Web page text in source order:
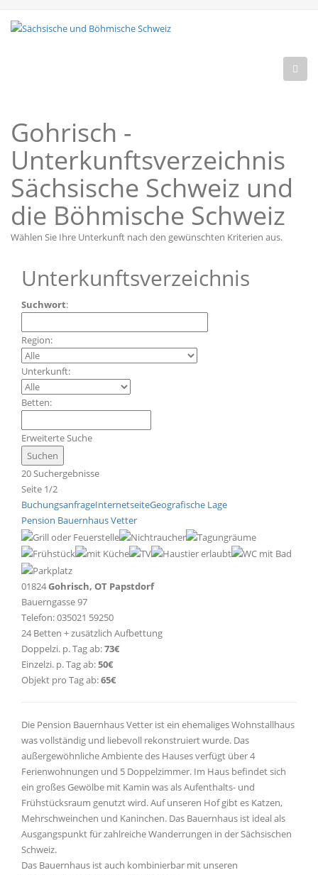
Gohrisch -
Unterkunftsverzeichnis
Sächsische Schweiz und
die Böhmische Schweiz
Wählen Sie Ihre Unterkunft nach den gewünschten Kriterien aus.
Unterkunftsverzeichnis
Suchwort:
Region:
Unterkunft:
Betten:
Erweiterte Suche
20 Suchergebnisse
Seite 1/2
BuchungsanfrageInternetseiteGeografische Lage
Pension Bauernhaus Vetter
01824Gohrisch, OT Papstdorf
Bauerngasse 97
Telefon: 035021 59250
24 Betten + zusätzlich Aufbettung
Doppelzi. p. Tag ab:73€
Einzelzi. p. Tag ab:50€
Objekt pro Tag ab:65€
Die Pension Bauernhaus Vetter ist ein ehemaliges Wohnstallhaus
was vollständig und liebevoll rekonstruiert wurde. Das
außergewöhnliche Ambiente des Hauses verfügt über 4
Ferienwohnungen und 5 Doppelzimmer. Im Haus befindet sich
ein großes Gewölbe mit Kamin was als Aufenthalts- und
Frühstücksraum genutzt wird. Auf unseren Hof gibt es Katzen,
Mehrschweinchen und Kaninchen. Das Bauernhaus ist ideal als
Ausgangspunkt für zahlreiche Wanderrungen in der Sächsischen
Schweiz.
Das Bauernhaus ist auch kombinierbar mit unseren